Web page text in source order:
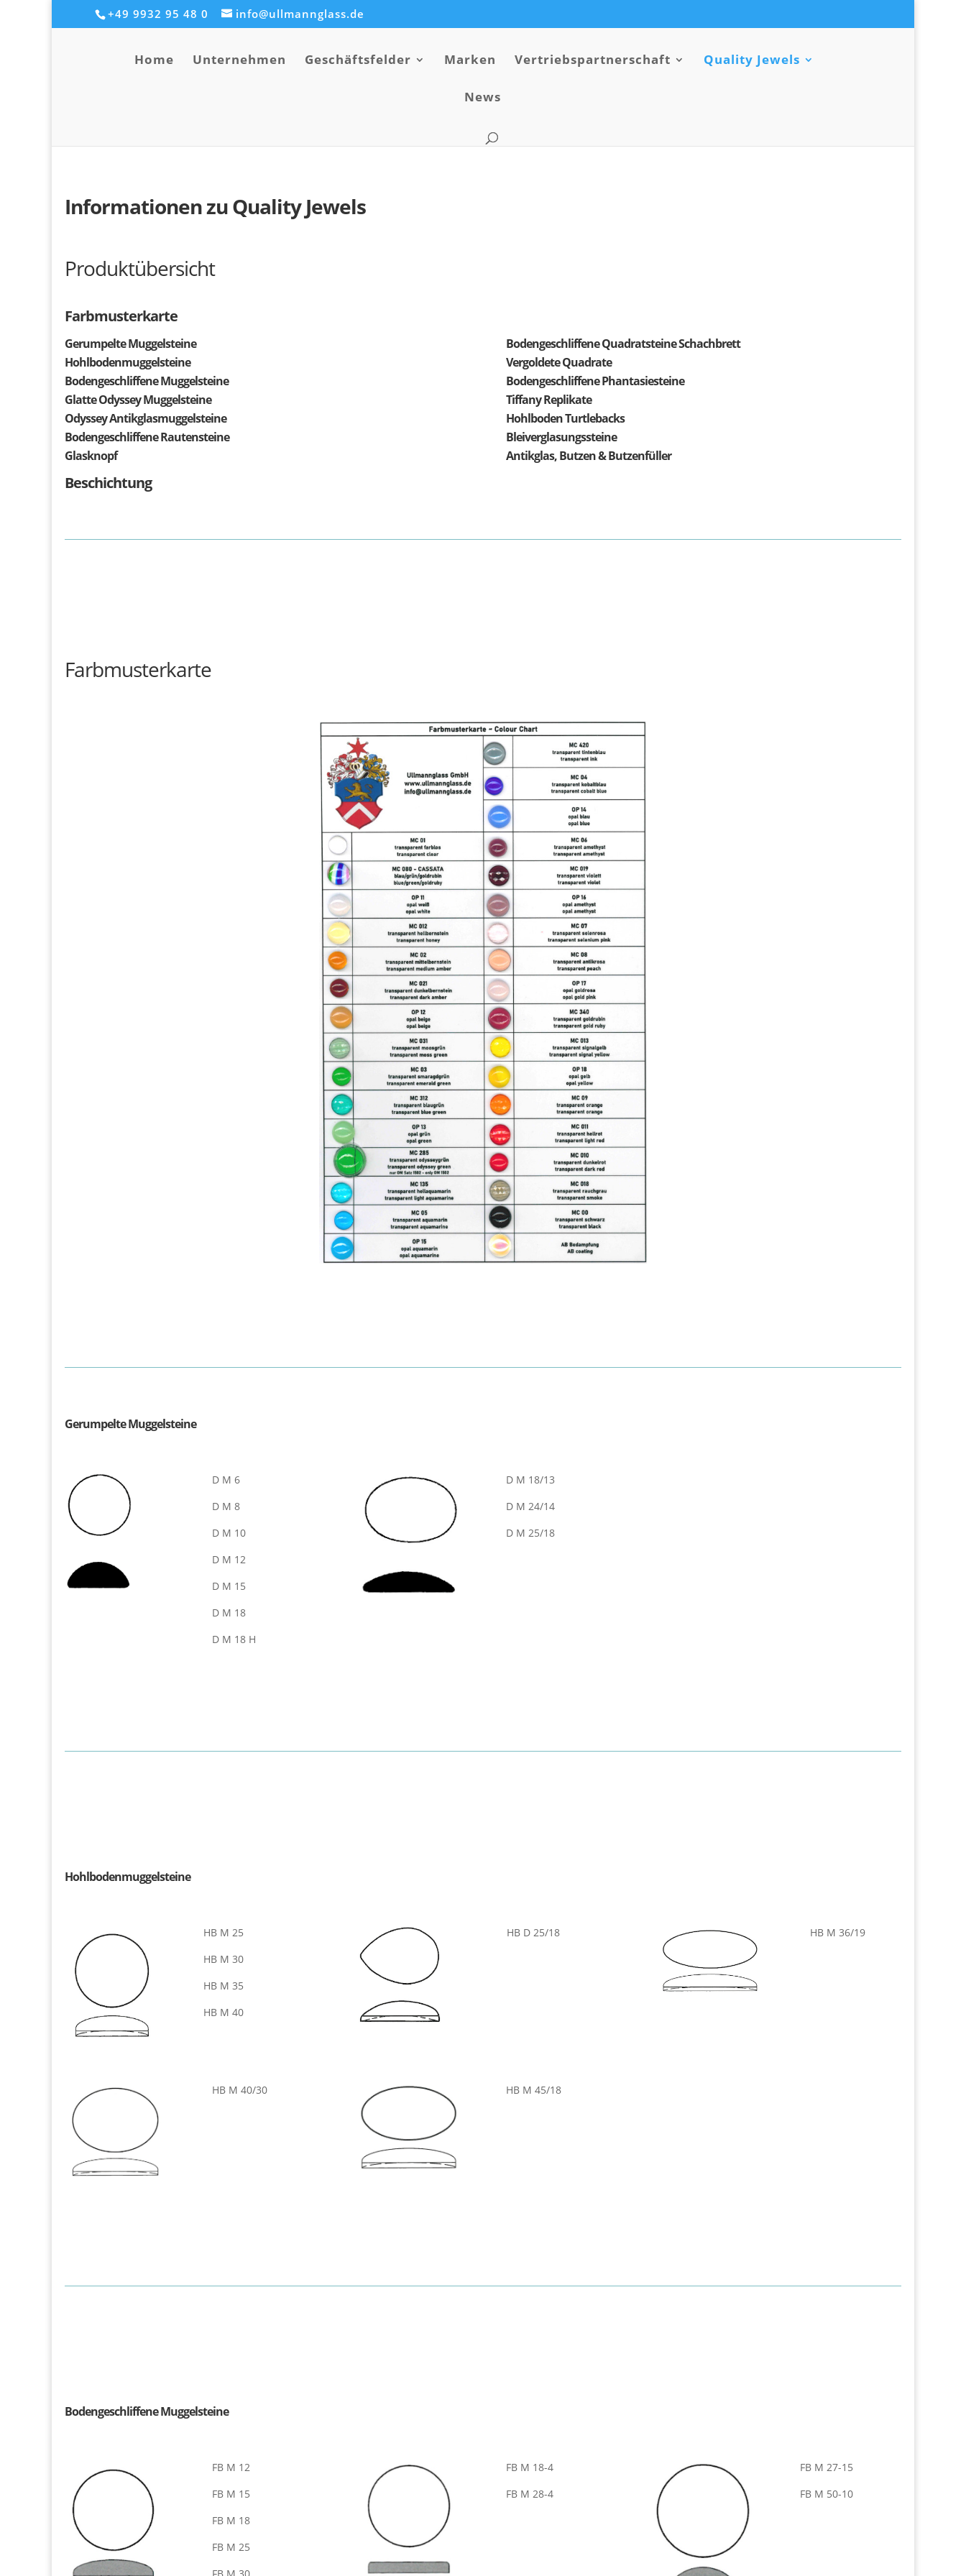
+49 9932 95 48 0 info@ullmannglass.de
Home Unternehmen Geschäftsfelder Marken Vertriebspartnerschaft Quality Jewels
News
Informationen zu Quality Jewels
Produktübersicht
Farbmusterkarte
Gerumpelte Muggelsteine
Hohlbodenmuggelsteine
Bodengeschliffene Muggelsteine
Glatte Odyssey Muggelsteine
Odyssey Antikglasmuggelsteine
Bodengeschliffene Rautensteine
Glasknopf
Beschichtung
Bodengeschliffene Quadratsteine Schachbrett
Vergoldete Quadrate
Bodengeschliffene Phantasiesteine
Tiffany Replikate
Hohlboden Turtlebacks
Bleiverglasungssteine
Antikglas, Butzen & Butzenfüller
Farbmusterkarte
Gerumpelte Muggelsteine
D M 6
D M 8
D M 10
D M 12
D M 15
D M 18
D M 18 H
D M 18/13
D M 24/14
D M 25/18
Hohlbodenmuggelsteine
HB M 25
HB M 30
HB M 35
HB M 40
HB D 25/18 HB M 36/19
HB M 40/30 HB M 45/18
Bodengeschliffene Muggelsteine
FB M 12
FB M 15
FB M 18
FB M 25
FB M 18-4
FB M 28-4
FB M 27-15
FB M 50-10